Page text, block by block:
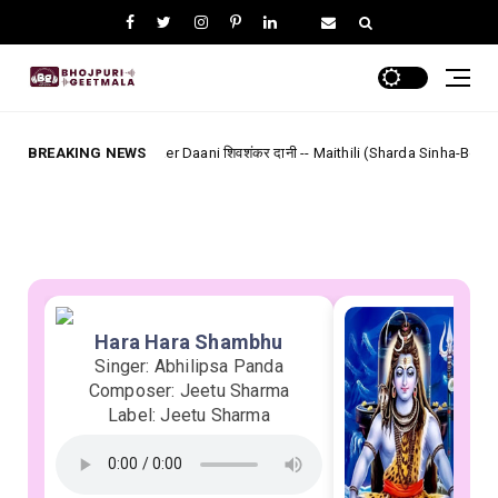
BREAKING NEWS
Daani शिवशंकर दानी -- Maithili (Sharda Sinha-BolBum) Lyrics
Hara Hara Shambhu
Singer: Abhilipsa Panda
Composer: Jeetu Sharma
Label: Jeetu Sharma